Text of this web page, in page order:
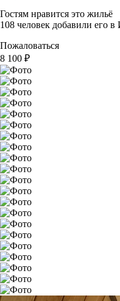
Гостям нравится это жильё
108 человек добавили его в
Пожаловаться
8 100 ₽